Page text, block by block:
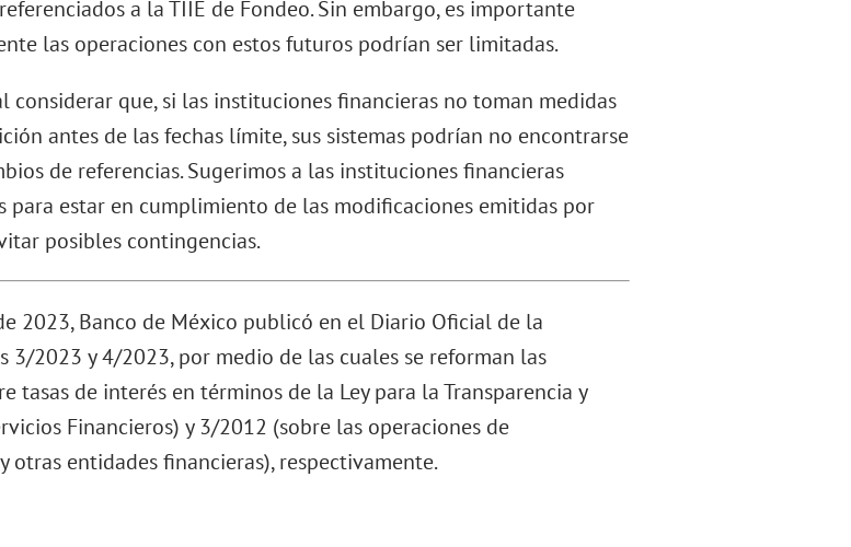
a la TIIE de Fondeo. Sin embargo, es importante
las operaciones con estos futuros podrían ser limitadas.
considerar que, si las instituciones financieras no toman medidas
antes de las fechas límite, sus sistemas podrían no encontrarse
de referencias. Sugerimos a las instituciones financieras
para estar en cumplimiento de las modificaciones emitidas por
posibles contingencias.
2023, Banco de México publicó en el Diario Oficial de la
3/2023 y 4/2023, por medio de las cuales se reforman las
tasas de interés en términos de la Ley para la Transparencia y
Financieros) y 3/2012 (sobre las operaciones de
otras entidades financieras), respectivamente.